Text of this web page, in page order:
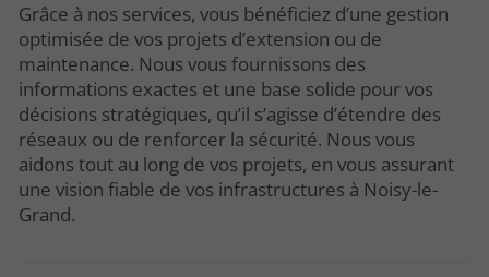
Grâce à nos services, vous bénéficiez d’une gestion
optimisée de vos projets d’extension ou de
maintenance. Nous vous fournissons des
informations exactes et une base solide pour vos
décisions stratégiques, qu’il s’agisse d’étendre des
réseaux ou de renforcer la sécurité. Nous vous
aidons tout au long de vos projets, en vous assurant
une vision fiable de vos infrastructures à Noisy-le-
Grand.